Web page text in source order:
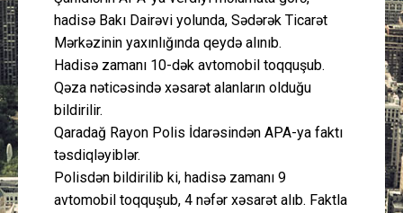
Gündəm
Cəmiyyət
hadisə Bakı Dairəvi yolunda, Sədərək Ticarət
Mərkəzinin yaxınlığında qeydə alınıb.
Hadisə zamanı 10-dək avtomobil toqquşub.
Qəza nəticəsində xəsarət alanların olduğu
bildirilir.
Qaradağ Rayon Polis İdarəsindən APA-ya faktı
təsdiqləyiblər.
Polisdən bildirilib ki, hadisə zamanı 9
avtomobil toqquşub, 4 nəfər xəsarət alıb. Faktla